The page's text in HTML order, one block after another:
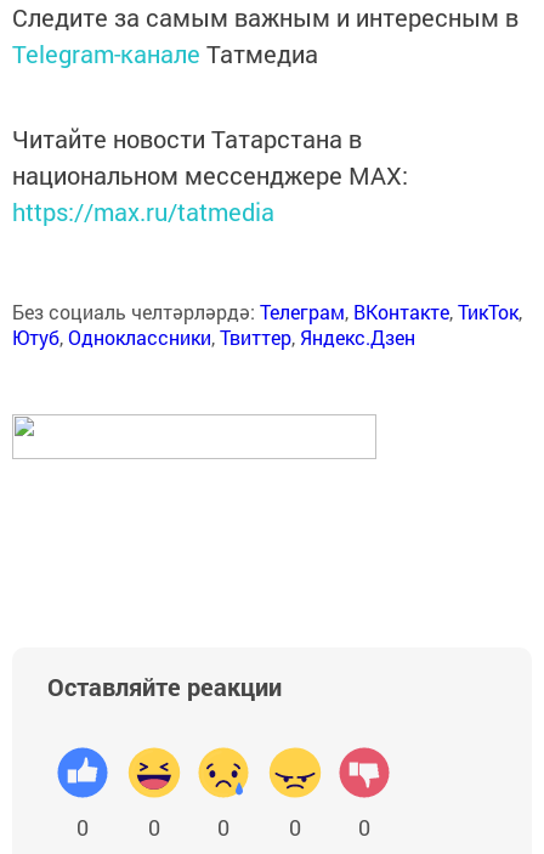
Следите за самым важным и интересным в
Telegram-канале Татмедиа
Читайте новости Татарстана в
национальном мессенджере MАХ:
https://max.ru/tatmedia
Без социаль челтәрләрдә: Телеграм, ВКонтакте,ТикТок,
Ютуб,Одноклассники,Твиттер, Яндекс.Дзен
Оставляйте реакции
0 0 0 0 0